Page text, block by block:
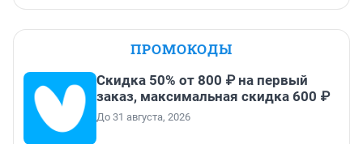
ПРОМОКОДЫ
Скидка 50% от 800 ₽ на первый
заказ, максимальная скидка 600 ₽
До 31 августа, 2026